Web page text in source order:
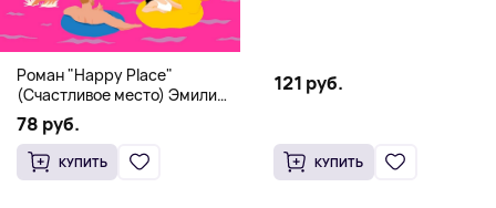
Роман "Happy Place"
(Счастливое место) Эмили
Генри | Твердый переплет
78 руб.
КУПИТЬ
121 руб.
КУПИТЬ